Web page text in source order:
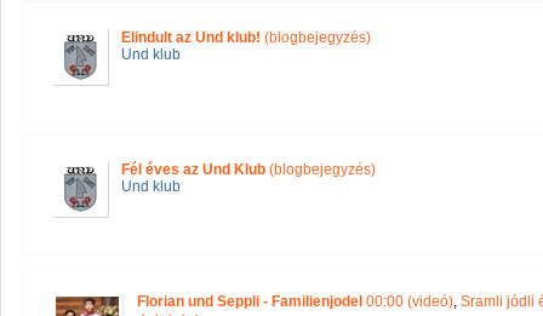
Elindult az Und klub! (blogbejegyzés)
Und klub
Fél éves az Und Klub (blogbejegyzés)
Und klub
Florian und Seppli - Familienjodel 00:00 (videó), Sramli jódli